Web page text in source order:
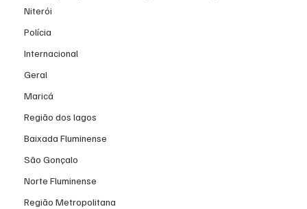
Niterói
Polícia
Internacional
Geral
Maricá
Região dos lagos
Baixada Fluminense
São Gonçalo
Norte Fluminense
Região Metropolitana